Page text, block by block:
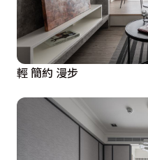
輕 簡約 漫步